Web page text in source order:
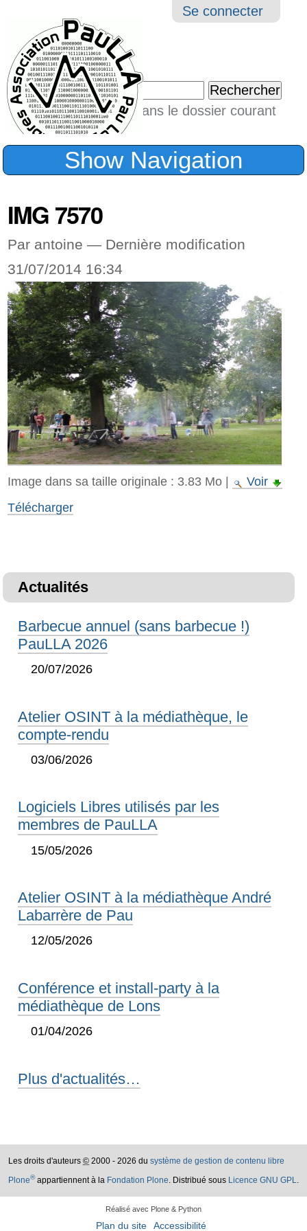
Outils
Se connecter
Chercher par
Seulement dans le dossier courant
Recherche
Show Navigation
IMG 7570
Par antoine — Dernière modification
31/07/2014 16:34
Image dans sa taille originale : 3.83 Mo|
Voir
Télécharger
Actualités
Barbecue annuel (sans barbecue !)
PauLLA 2026
20/07/2026
Atelier OSINT à la médiathèque, le
compte-rendu
03/06/2026
Logiciels Libres utilisés par les
membres de PauLLA
15/05/2026
Atelier OSINT à la médiathèque André
Labarrère de Pau
12/05/2026
Conférence et install-party à la
médiathèque de Lons
01/04/2026
Plus d'actualités…
Les droits d'auteurs © 2000 - 2026 du système de gestion de contenu libre
Plone®appartiennent à la Fondation Plone. Distribué sous Licence GNU GPL.
Réalisé avec Plone & Python
Plan du site Accessibilité